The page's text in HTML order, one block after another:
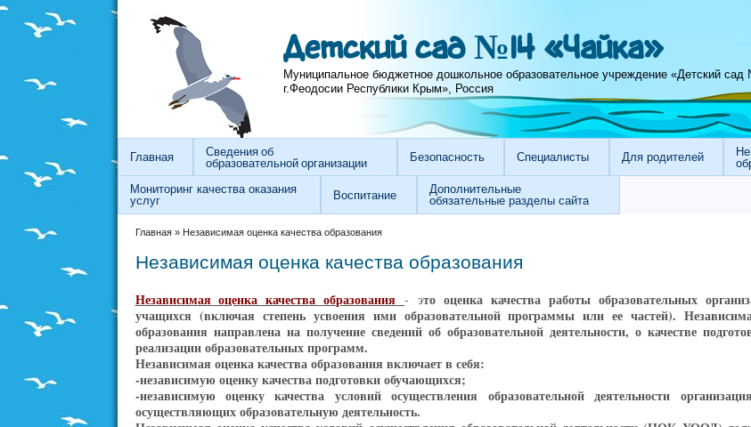
Перейти к основному содержанию
Skip to search
Детский сад №14 «Чайка»
Муниципальное бюджетное дошкольное образовательное учреждение «Детский
г.Феодосии Республики Крым», Россия
Главная
Сведения об
образовательной организации
Безопасность Специалисты Для родителей
Мониторинг качества оказания
услуг
Воспитание
Дополнительные
обязательные разделы сайта
Вы здесь
Главная» Независимая оценка качества образования
Независимая оценка качества образования
Независимая оценка качества образования- это оценка качества работы образовательных
учащихся (включая степень усвоения ими образовательной программы или ее частей).
образования направлена на получение сведений об образовательной деятельности, о качестве
реализации образовательных программ.
Независимая оценка качества образования включает в себя:
-независимую оценку качества подготовки обучающихся;
-независимую оценку качества условий осуществления образовательной деятельности
осуществляющих образовательную деятельность.